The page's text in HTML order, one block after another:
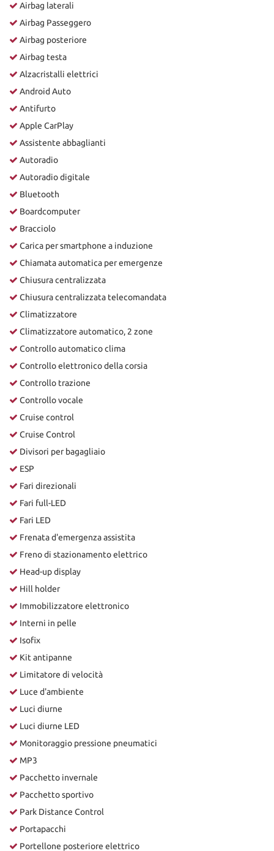
Airbag laterali
Airbag Passeggero
Airbag posteriore
Airbag testa
Alzacristalli elettrici
Android Auto
Antifurto
Apple CarPlay
Assistente abbaglianti
Autoradio
Autoradio digitale
Bluetooth
Boardcomputer
Bracciolo
Carica per smartphone a induzione
Chiamata automatica per emergenze
Chiusura centralizzata
Chiusura centralizzata telecomandata
Climatizzatore
Climatizzatore automatico, 2 zone
Controllo automatico clima
Controllo elettronico della corsia
Controllo trazione
Controllo vocale
Cruise control
Cruise Control
Divisori per bagagliaio
ESP
Fari direzionali
Fari full-LED
Fari LED
Frenata d'emergenza assistita
Freno di stazionamento elettrico
Head-up display
Hill holder
Immobilizzatore elettronico
Interni in pelle
Isofix
Kit antipanne
Limitatore di velocità
Luce d'ambiente
Luci diurne
Luci diurne LED
Monitoraggio pressione pneumatici
MP3
Pacchetto invernale
Pacchetto sportivo
Park Distance Control
Portapacchi
Portellone posteriore elettrico